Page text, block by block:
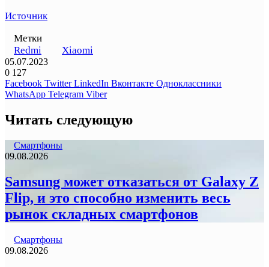
Источник
Метки
Redmi
Xiaomi
05.07.2023
0 127
Facebook Twitter LinkedIn Вконтакте Одноклассники
WhatsApp Telegram Viber
Читать следующую
Смартфоны
09.08.2026
Samsung может отказаться от Galaxy Z
Flip, и это способно изменить весь
рынок складных смартфонов
Смартфоны
09.08.2026